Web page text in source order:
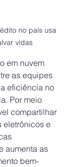
no país usa
vidas
em nuvem
as equipes
eficiência no
Por meio
compartilhar
eletrônicos e
aumenta as
bem-